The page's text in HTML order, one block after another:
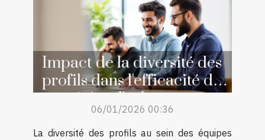
Impact de la diversité des
profils dans l'efficacité des
stratégies d'achat
06/01/2026 00:36
La diversité des profils au sein des équipes